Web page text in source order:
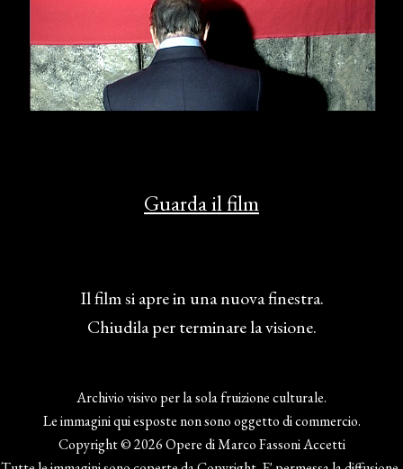
Guarda il film
Il film si apre in una nuova finestra.
Chiudila per terminare la visione.
Archivio visivo per la sola fruizione culturale.
Le immagini qui esposte non sono oggetto di commercio.
Copyright © 2026 Opere di Marco Fassoni Accetti